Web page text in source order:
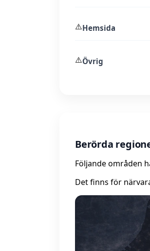
⚠️Hemsida
⚠️Övrig
Berörda
Följande områden
Det finns för